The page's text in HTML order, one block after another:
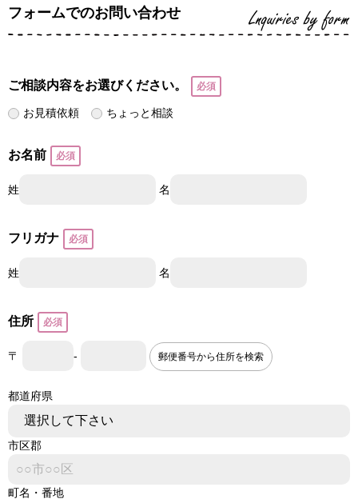
フォームでのお問い合わせ Lnquiries by form
ご相談内容をお選びください。
お見積依頼 ちょっと相談
お名前
姓 名
フリガナ
姓 名
住所
〒 - 郵便番号から住所を検索
都道府県
市区郡
町名・番地